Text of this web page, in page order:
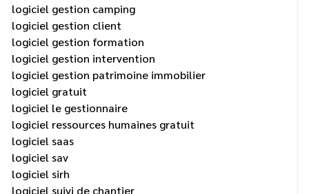
logiciel gestion camping
logiciel gestion client
logiciel gestion formation
logiciel gestion intervention
logiciel gestion patrimoine immobilier
logiciel gratuit
logiciel le gestionnaire
logiciel ressources humaines gratuit
logiciel saas
logiciel sav
logiciel sirh
logiciel suivi de chantier